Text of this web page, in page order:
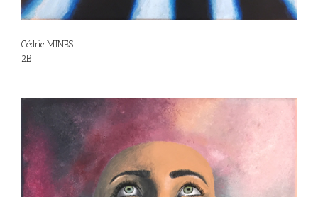
Cédric MINES
2E